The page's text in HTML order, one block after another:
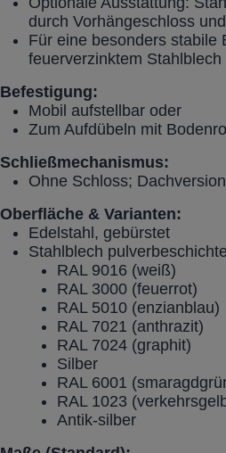
durch Vorhängeschloss
Für eine besonders stabile
feuerverzinktem Stahlblech
Befestigung:
Mobil aufstellbar oder
Zum Aufdübeln mit
Schließmechanismus:
Ohne Schloss;
Oberfläche & Varianten:
Edelstahl, gebürstet
Stahlblech
RAL 9016 (weiß)
RAL 3000 (feuerrot)
RAL 5010 (enzianblau)
RAL 7021 (anthrazit)
RAL 7024 (graphit)
Silber
RAL 6001
RAL 1023
Antik-silber